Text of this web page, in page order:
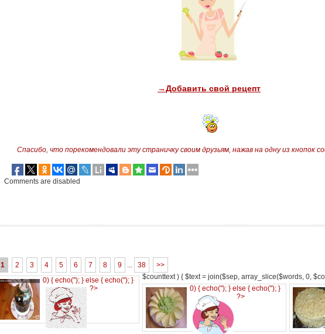
→Добавить свой рецепт
Спасибо, что порекомендовали эту страничку своим друзьям, нажав на одну из кнопок
Comments are disabled
1 2 3 4 5 6 7 8 9 ... 38
>>
$counttext ) { $text = join($sep, array_slice($words, 0,
0) { echo(''); } else { echo(''); }
?>
0) { echo(''); } else { echo(''); }
?>